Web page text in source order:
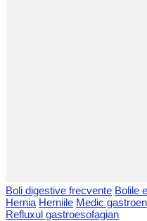
Boli digestive frecvente Bolile
Hernia Herniile Medic
Refluxul gastroesofagian